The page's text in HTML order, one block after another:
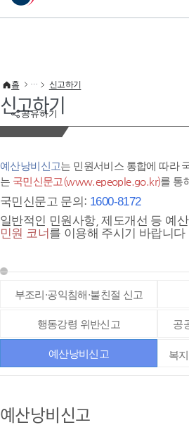
이 누리집은 대한민국 공식 전자정부 누리집입니다.
공유하기
홈 신고하기
신고하기
예산낭비신고는 민원서비스 통합에 따라
는 국민신문고(www.epeople.go.kr)를 통
국민신문고 문의: 1600-8172
일반적인 민원사항, 제도개선 등 예
민원 코너를 이용해 주시기 바랍니다
부조리·공익침해·불친절 신고
행동강령 위반신고 공
예산낭비신고 복
예산낭비신고